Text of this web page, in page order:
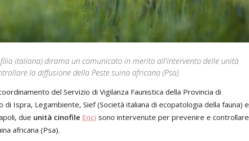
italiana) dirama un comunicato in merito all'intervento delle unità
la diffusione della Peste suina africana (Psa).
del Servizio di Vigilanza Faunistica della Provincia di
di Ispra, Legambiente, Sief (Società italiana di ecopatologia della fauna) e
due unità cinofile Enci sono intervenute per prevenire e controllare
africana (Psa).